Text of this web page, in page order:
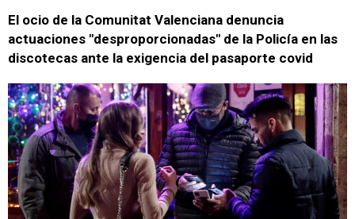
El ocio de la Comunitat Valenciana denuncia
actuaciones "desproporcionadas" de la Policía en las
discotecas ante la exigencia del pasaporte covid